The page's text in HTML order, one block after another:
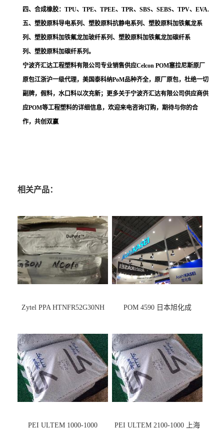
四、合成橡胶：TPU、TPE、TPEE、TPR、SBS、SEBS、TPV、EVA.
五、塑胶原料导电系列、塑胶原料抗静电系列、塑胶原料加铁氟龙系
列、塑胶原料加铁氟龙加玻纤系列、塑胶原料加铁氟龙加碳纤系
列、塑胶原料加碳纤系列。
宁波齐汇达工程塑料有限公司专业销售供应Celcon POM塞拉尼斯原厂
原包江浙沪一级代理，美国泰科纳PoM品种齐全，原厂原包，杜绝一切
副牌，假料，水口料以次充新；更多关于宁波齐汇达有限公司供应商供
应POM等工程塑料的详细信息，欢迎来电咨询订购，期待与你的合
作，共创双赢
相关产品：
Zytel PPA HTNFR52G30NH POM 4590 日本旭化成
PEI ULTEM 1000-1000
PEI ULTEM 2100-1000 上海